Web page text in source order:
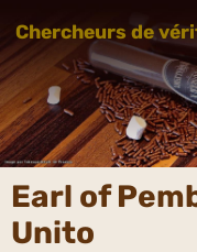
Chercheurs de
Earl of
Unito